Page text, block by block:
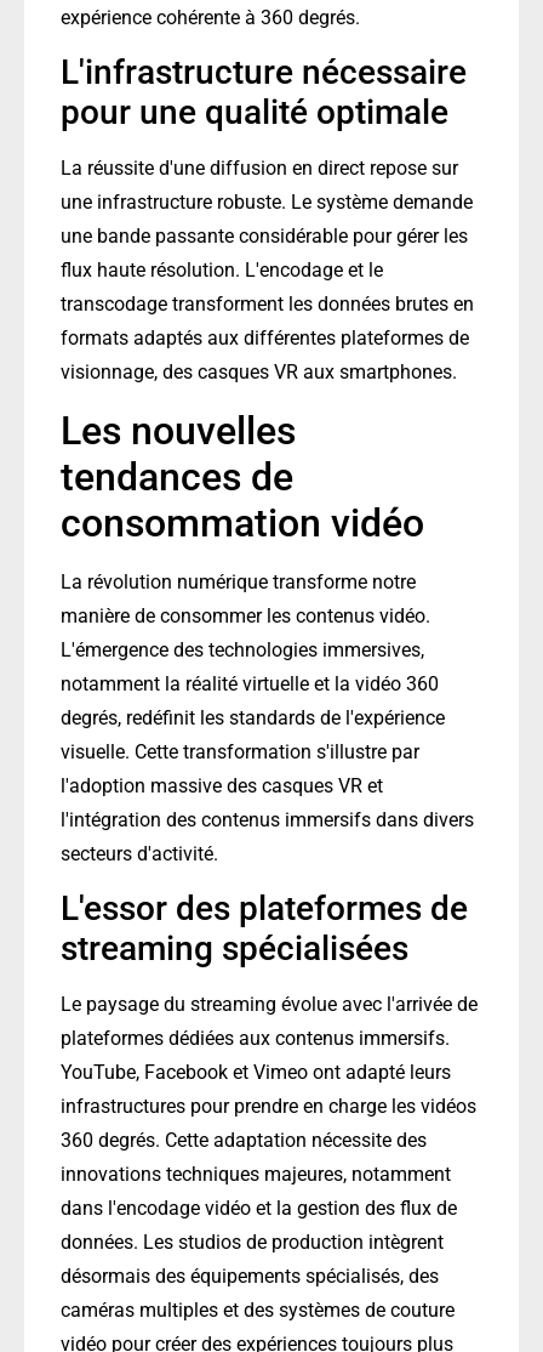
expérience cohérente à 360 degrés.
L'infrastructure nécessaire
pour une qualité optimale
La réussite d'une diffusion en direct repose sur
une infrastructure robuste. Le système demande
une bande passante considérable pour gérer les
flux haute résolution. L'encodage et le
transcodage transforment les données brutes en
formats adaptés aux différentes plateformes de
visionnage, des casques VR aux smartphones.
Les nouvelles
tendances de
consommation vidéo
La révolution numérique transforme notre
manière de consommer les contenus vidéo.
L'émergence des technologies immersives,
notamment la réalité virtuelle et la vidéo 360
degrés, redéfinit les standards de l'expérience
visuelle. Cette transformation s'illustre par
l'adoption massive des casques VR et
l'intégration des contenus immersifs dans divers
secteurs d'activité.
L'essor des plateformes de
streaming spécialisées
Le paysage du streaming évolue avec l'arrivée de
plateformes dédiées aux contenus immersifs.
YouTube, Facebook et Vimeo ont adapté leurs
infrastructures pour prendre en charge les vidéos
360 degrés. Cette adaptation nécessite des
innovations techniques majeures, notamment
dans l'encodage vidéo et la gestion des flux de
données. Les studios de production intègrent
désormais des équipements spécialisés, des
caméras multiples et des systèmes de couture
vidéo pour créer des expériences toujours plus